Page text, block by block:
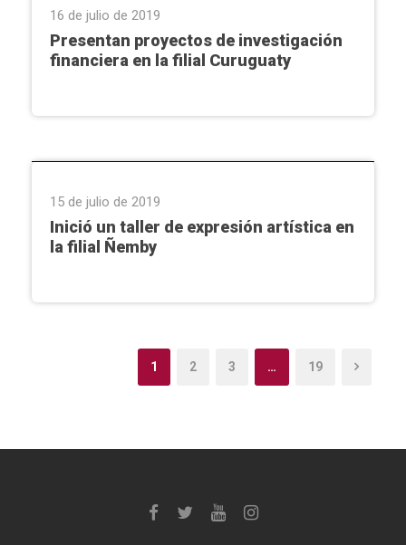
16 de julio de 2019
Presentan proyectos de investigación
financiera en la filial Curuguaty
15 de julio de 2019
Inició un taller de expresión artística en
la filial Ñemby
1 2 3 … 19